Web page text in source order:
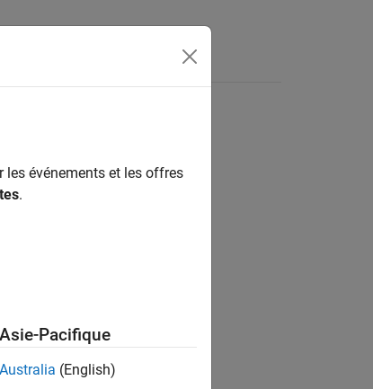
événements et les offres
.
Asie-Pacifique
Australia (English)